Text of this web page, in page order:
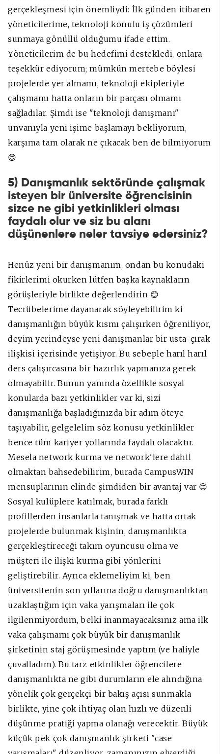
gerçekleşmesi için önemliydi: İlk günden itibaren
yöneticilerime, teknoloji konulu iş çözümleri
sunmaya gönüllü olduğumu ifade ettim.
Yöneticilerim de bu hedefimi destekledi, onlara
teşekkür ediyorum; mümkün mertebe böylesi
projelerde yer almamı, teknoloji ekipleriyle
çalışmamı hatta onların bir parçası olmamı
sağladılar. Şimdi ise "teknoloji danışmanı"
unvanıyla yeni işime başlamayı bekliyorum,
karşıma tam olarak ne çıkacak ben de bilmiyorum
😊
5) Danışmanlık sektöründe çalışmak
isteyen bir üniversite öğrencisinin
sizce ne gibi yetkinlikleri olması
faydalı olur ve siz bu alanı
düşünenlere neler tavsiye edersiniz?
Henüz yeni bir danışmanım, ondan bu konudaki
fikirlerimi okurken lütfen başka kaynakların
görüşleriyle birlikte değerlendirin 😊
Tecrübelerime dayanarak söyleyebilirim ki
danışmanlığın büyük kısmı çalışırken öğreniliyor,
deyim yerindeyse yeni danışmanlar bir usta-çırak
ilişkisi içerisinde yetişiyor. Bu sebeple harıl harıl
ders çalışırcasına bir hazırlık yapmanıza gerek
olmayabilir. Bunun yanında özellikle sosyal
konularda bazı yetkinlikler var ki, sizi
danışmanlığa başladığınızda bir adım öteye
taşıyabilir, gelgelelim söz konusu yetkinlikler
bence tüm kariyer yollarında faydalı olacaktır.
Mesela network kurma ve network'lere dahil
olmaktan bahsedebilirim, burada CampusWIN
mensuplarının elinde şimdiden bir avantaj var 😊
Sosyal kulüplere katılmak, burada farklı
profillerden insanlarla tanışmak ve hatta ortak
projelerde bulunmak kişinin, danışmanlıkta
gerçekleştireceği takım oyuncusu olma ve
müşteri ile ilişki kurma gibi yönlerini
geliştirebilir. Ayrıca eklemeliyim ki, ben
üniversitenin son yıllarına doğru danışmanlıktan
uzaklaştığım için vaka yarışmaları ile çok
ilgilenmiyordum, belki inanmayacaksınız ama ilk
vaka çalışmamı çok büyük bir danışmanlık
şirketinin staj görüşmesinde yaptım (ve haliyle
çuvalladım). Bu tarz etkinlikler öğrencilere
danışmanlıkta ne gibi durumların ele alındığına
yönelik çok gerçekçi bir bakış açısı sunmakla
birlikte, yine çok ihtiyaç olan hızlı ve düzenli
düşünme pratiği yapma olanağı verecektir. Büyük
küçük pek çok danışmanlık şirketi "case